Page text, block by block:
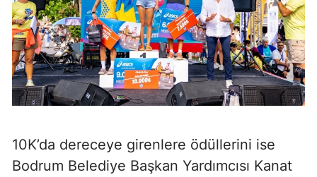
10K’da dereceye girenlere ödüllerini ise
Bodrum Belediye Başkan Yardımcısı Kanat